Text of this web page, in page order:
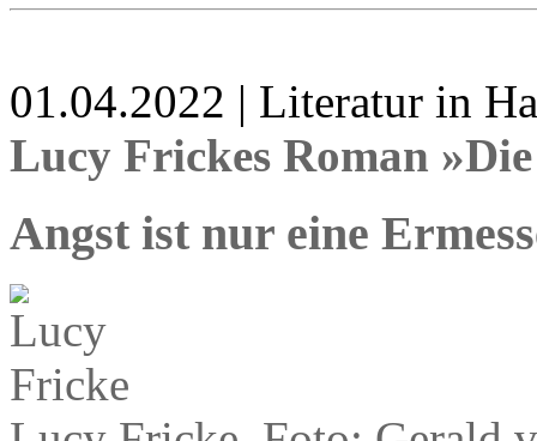
01.04.2022 | Literatur in
Lucy Frickes Roman
Angst ist nur eine